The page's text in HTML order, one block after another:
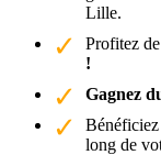
Lille.
Profitez
!
Gagnez
long de